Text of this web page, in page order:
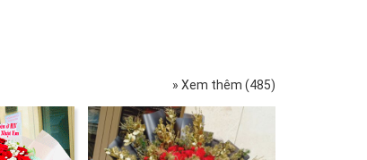
» Xem thêm (485)